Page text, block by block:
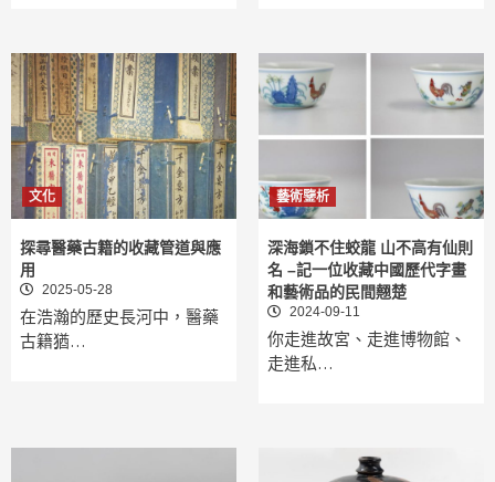
文化
探尋醫藥古籍的收藏管道與應
用
2025-05-28
在浩瀚的歷史長河中，醫藥
古籍猶…
藝術鑒析
深海鎖不住蛟龍 山不高有仙則
名 –記一位收藏中國歷代字畫
和藝術品的民間翹楚
2024-09-11
你走進故宮、走進博物館、
走進私…